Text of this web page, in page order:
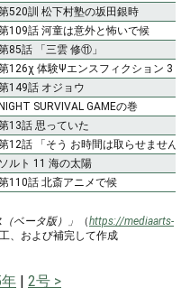
520訓 松下村塾の坂田銀時
109話 河童は意外と怖いで候
85話 「三雲 修⑪」
126χ 体験Ψエンスフィクション 3
149話 オジョウ
SURVIVAL GAMEの巻
13話 思っていた
12話 「そう お時間は取らせません」
ソルト 11 海の太陽
110話 北斎アニメで候
ベータ版）」 （https://mediaarts-
、および補完して作成
2号